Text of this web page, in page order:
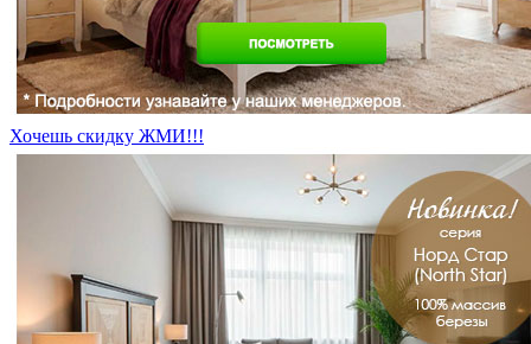
Хочешь скидку ЖМИ!!!